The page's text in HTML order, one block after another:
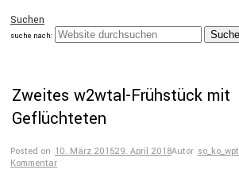
Suchen
suche nach:
Zweites w2wtal-Frühstück mit
Geflüchteten
Posted on 10. März 201529. April 2018Autor so_ko_wpt
Kommentar